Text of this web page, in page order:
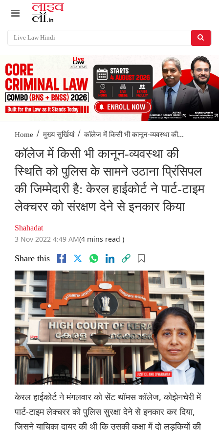
Home / मुख्य सुर्खियां / कॉलेज में किसी भी कानून-व्यवस्था की...
कॉलेज में किसी भी कानून-व्यवस्था की
स्थिति को पुलिस के सामने उठाना प्रिंसिपल
की जिम्मेदारी है: केरल हाईकोर्ट ने पार्ट-टाइम
लेक्चरर को संरक्षण देने से इनकार किया
Shahadat
3 Nov 2022 4:49 AM(4 mins read )
Share this
केरल हाईकोर्ट ने मंगलवार को सेंट थॉमस कॉलेज, कोझेनचेरी में
पार्ट-टाइम लेक्चरर को पुलिस सुरक्षा देने से इनकार कर दिया,
जिसने याचिका दायर की थी कि उसकी कक्षा में दो लड़कियों की